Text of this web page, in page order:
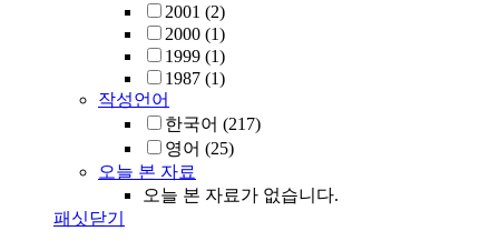
2001 (2)
2000 (1)
1999 (1)
1987 (1)
작성언어
한국어 (217)
영어 (25)
오늘 본 자료
오늘 본 자료가 없습니다.
패싯닫기